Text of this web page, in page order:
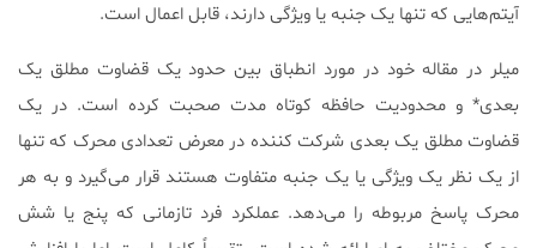
آیتم‌هایی که تنها یک جنبه یا ویژگی دارند، قابل اعمال است.
میلر در مقاله خود در مورد انطباق بین حدود یک قضاوت مطلق یک
بعدی* و محدودیت حافظه کوتاه مدت صحبت کرده است. در یک
قضاوت مطلق یک بعدی شرکت کننده در معرض تعدادی محرک که تنها
از یک نظر یک ویژگی یا یک جنبه متفاوت هستند قرار می‌گیرد و به هر
محرک پاسخ مربوطه را می‌دهد. عملکرد فرد تازمانی که پنج یا شش